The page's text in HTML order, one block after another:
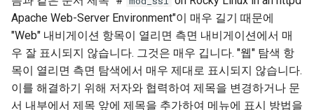
Apache Web-Server Environment"이 매우 길기 때문에
"Web" 내비게이션 항목이 열리면 측면 내비게이션에서 매
우 잘 표시되지 않습니다. 그것은 매우 깁니다. "웹" 탐색 항
목이 열리면 측면 탐색에서 매우 제대로 표시되지 않습니다.
이를 해결하기 위해 저자와 협력하여 제목을 변경하거나 문
서 내부에서 제목 앞에 제목을 추가하여 메뉴에 표시 방법을